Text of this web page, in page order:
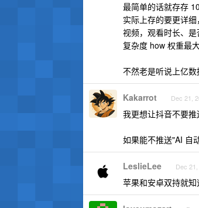
最简单的话就存存
实际上存的要更详
视频，观看时长、
复杂度 how 权重最
不然老是听说上亿数
Kakarrot Dec 21,
我更想让抖音不要
如果能不推送"AI 自
LeslieLee Dec
苹果和安卓双持就